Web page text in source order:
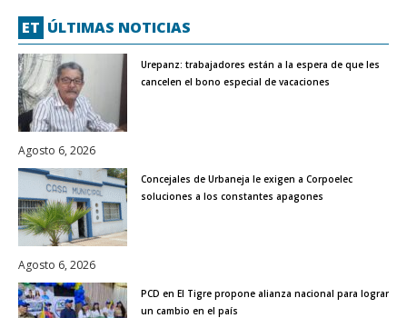
ET ÚLTIMAS NOTICIAS
Urepanz: trabajadores están a la espera de que les
cancelen el bono especial de vacaciones
Agosto 6, 2026
Concejales de Urbaneja le exigen a Corpoelec
soluciones a los constantes apagones
Agosto 6, 2026
PCD en El Tigre propone alianza nacional para lograr
un cambio en el país